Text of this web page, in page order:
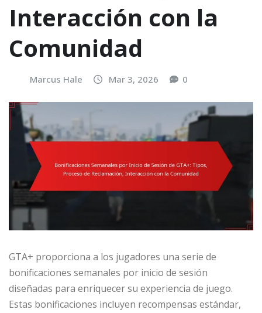
Interacción con la
Comunidad
Marcus Hale Mar 3, 2026 0
GTA+ proporciona a los jugadores una serie de
bonificaciones semanales por inicio de sesión
diseñadas para enriquecer su experiencia de juego.
Estas bonificaciones incluyen recompensas estándar,